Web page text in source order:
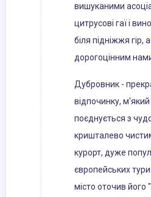
вишуканими
цитрусові гаї і
біля підніжжя гір,
дорогоцінним
Дубровник -
відпочинку, м'який
поєднується з
кришталево
курорт, дуже
європейських
місто оточив його